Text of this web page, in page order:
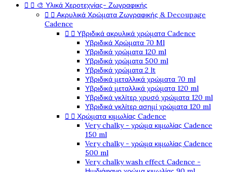
  🎨 Υλικά Χεροτεχνίας- Ζωγραφικής
  Ακρυλικά Χρώματα Ζωγραφικής & Decoupage
Cadence
  Υβριδικά ακρυλικά χρώματα Cadence
Υβριδικά Χρώματα 70 Ml
Υβριδικά χρώματα 120 ml
Υβριδικά χρώματα 500 ml
Υβριδικά χρώματα 2 lt
Υβριδικά μεταλλικά χρώματα 70 ml
Υβριδικά μεταλλικά χρώματα 120 ml
Υβριδικά γκλίτερ χρυσό χρώματα 120 ml
Υβριδικά γκλίτερ ασημί χρώματα 120 ml
  Χρώματα κιμωλίας Cadence
Very chalky - χρώμα κιμωλίας Cadence
150 ml
Very chalky - χρώμα κιμωλίας Cadence
500 ml
Very chalky wash effect Cadence -